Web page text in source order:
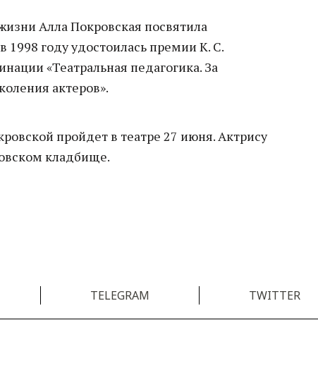
Алла Покровская посвятила
1998 году удостоилась премии К. С.
«Театральная педагогика. За
актеров».
пройдет в театре 27 июня. Актрису
кладбище.
TELEGRAM TWITTER